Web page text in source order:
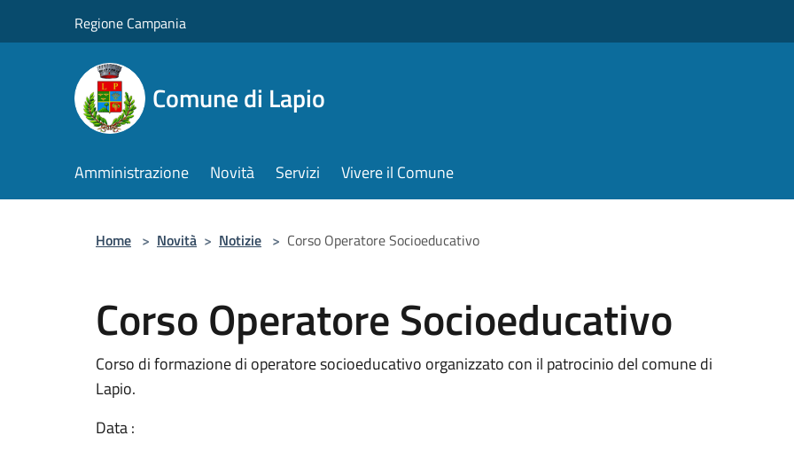
Regione Campania
Comune di Lapio
Amministrazione Novità Servizi Vivere il Comune
Home > Novità > Notizie > Corso Operatore Socioeducativo
Corso Operatore Socioeducativo
Corso di formazione di operatore socioeducativo organizzato con il patrocinio del comune di
Lapio.
Data :